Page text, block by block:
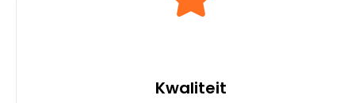
Kwaliteit